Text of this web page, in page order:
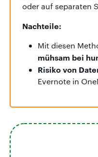
oder auf separaten
Nachteile:
Mit diesen
mühsam bei
Risiko von
Evernote in